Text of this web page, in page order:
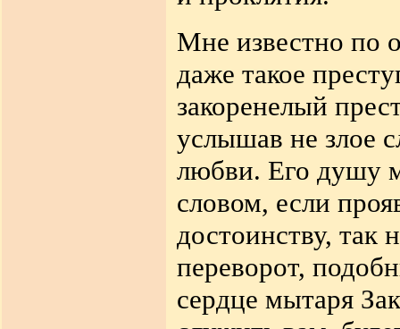
Мне известно по
даже такое
закоренелый
услышав не злое
любви. Его душу
словом, если
достоинству, так
переворот,
сердце мытаря